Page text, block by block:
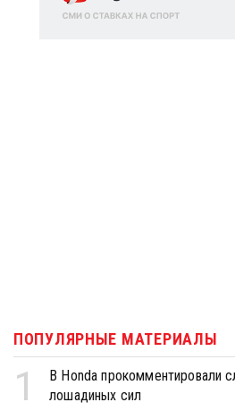
ПОПУЛЯРНЫЕ МАТЕРИАЛЫ
1
В Honda прокомментировали
лошадиных сил